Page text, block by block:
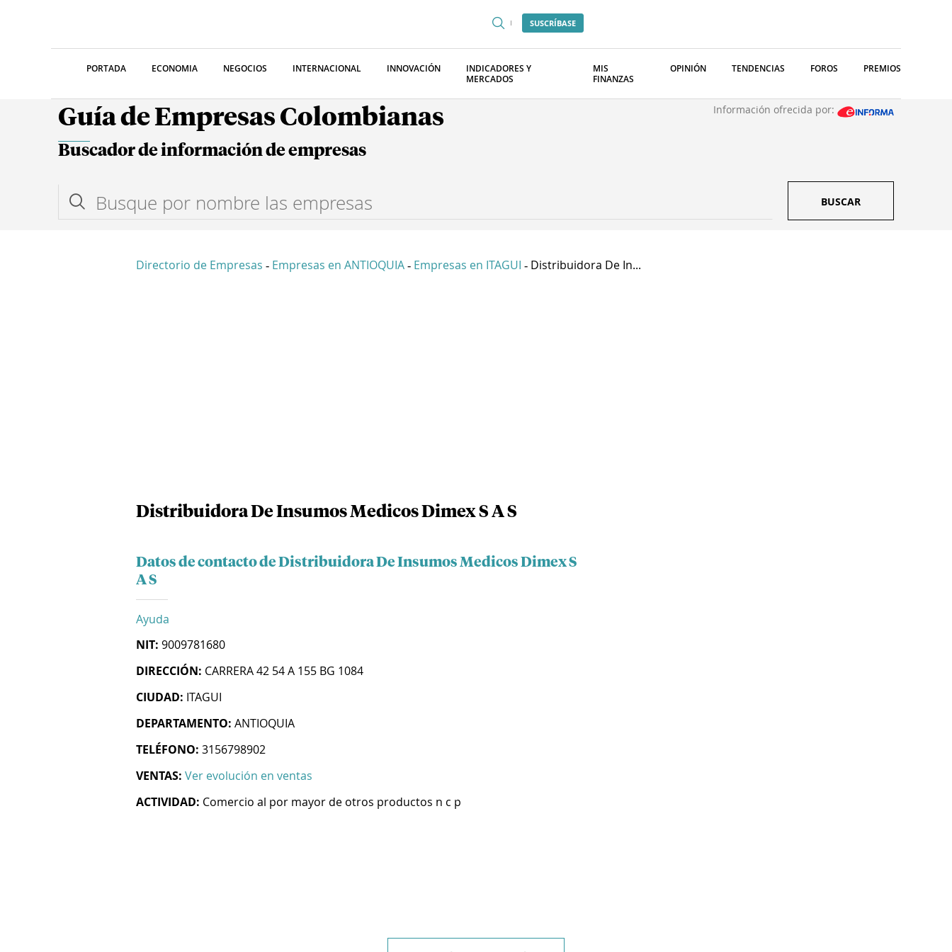
SUSCRÍBASE
PORTADA ECONOMIA NEGOCIOS INTERNACIONAL INNOVACIÓN
INDICADORES Y
MERCADOS
MIS
FINANZAS
OPINIÓN TENDENCIAS FOROS PREMIOS
Guía de Empresas Colombianas Información ofrecida por:
Buscador de información de empresas
BUSCAR
Directorio de Empresas - Empresas en ANTIOQUIA - Empresas en ITAGUI - Distribuidora De In...
Distribuidora De Insumos Medicos Dimex S A S
Datos de contacto de Distribuidora De Insumos Medicos Dimex S
A S
Ayuda
NIT: 9009781680
DIRECCIÓN: CARRERA 42 54 A 155 BG 1084
CIUDAD: ITAGUI
DEPARTAMENTO: ANTIOQUIA
TELÉFONO: 3156798902
VENTAS: Ver evolución en ventas
ACTIVIDAD: Comercio al por mayor de otros productos n c p